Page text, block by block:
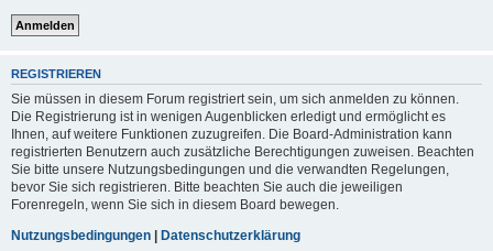
REGISTRIEREN
Sie müssen in diesem Forum registriert sein, um sich anmelden zu können.
Die Registrierung ist in wenigen Augenblicken erledigt und ermöglicht es
Ihnen, auf weitere Funktionen zuzugreifen. Die Board-Administration kann
registrierten Benutzern auch zusätzliche Berechtigungen zuweisen. Beachten
Sie bitte unsere Nutzungsbedingungen und die verwandten Regelungen,
bevor Sie sich registrieren. Bitte beachten Sie auch die jeweiligen
Forenregeln, wenn Sie sich in diesem Board bewegen.
Nutzungsbedingungen
Datenschutzerklärung